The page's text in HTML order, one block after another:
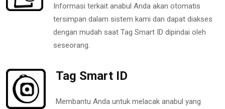
Informasi terkait anabul Anda akan otomatis
tersimpan dalam sistem kami dan dapat diakses
dengan mudah saat Tag Smart ID dipindai oleh
seseorang.
Tag Smart ID
Membantu Anda untuk melacak anabul yang